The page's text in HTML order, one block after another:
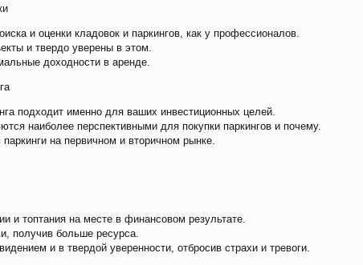
и оценки кладовок и паркингов, как у профессионалов.
и твердо уверены в этом.
доходности в аренде.
подходит именно для ваших инвестиционных целей.
наиболее перспективными для покупки паркингов и почему.
на первичном и вторичном рынке.
и топтания на месте в финансовом результате.
получив больше ресурса.
и в твердой уверенности, отбросив страхи и тревоги.